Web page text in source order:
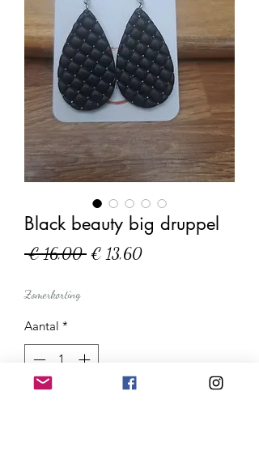
Black beauty big druppel
€ 16,00 Normale
€ 13,60Verkoopprijs
Zomerkorting
Aantal *